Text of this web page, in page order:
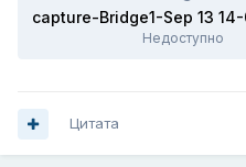
Недоступно
Цитата